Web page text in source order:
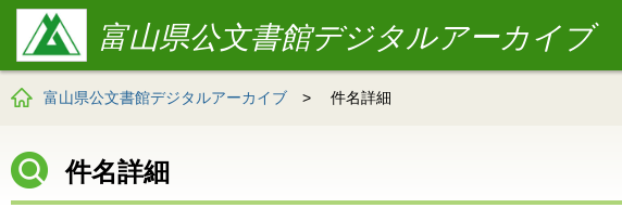
富山県公文書館デジタルアーカイブ
富山県公文書館デジタルアーカイブ > 件名詳細
件名詳細